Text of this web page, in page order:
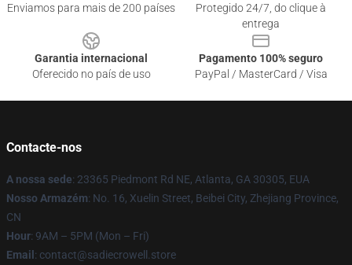
Enviamos para mais de 200 países
Protegido 24/7, do clique à
entrega
Garantia internacional
Oferecido no país de uso
Pagamento 100% seguro
PayPal / MasterCard / Visa
Contacte-nos
A nossa sede: 23365 Piedmont Rd NE, Atlanta, GA 30305, EUA
Nosso Armazém: No. 16, Xuelin Street, Beibei City, Zhejiang Province,
CN
Hour: 9AM – 5PM (Mon – Fri)
Email : contact@sadiecrowell.store